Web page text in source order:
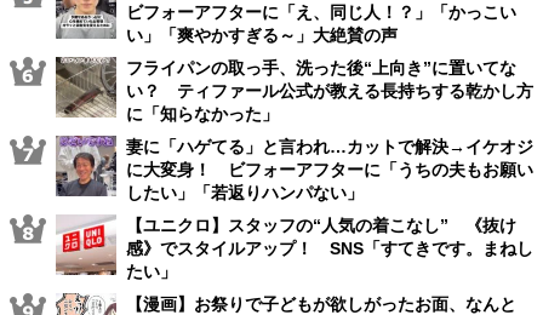
ビフォーアフターに「え、同じ人！？」「かっこい
い」「爽やかすぎる～」大絶賛の声
フライパンの取っ手、洗った後“上向き”に置いてな
い？ ティファール公式が教える長持ちする乾かし方
に「知らなかった」
妻に「ハゲてる」と言われ…カットで解決→イケオジ
に大変身！ ビフォーアフターに「うちの夫もお願い
したい」「若返りハンパない」
【ユニクロ】スタッフの“人気の着こなし” 《抜け
感》でスタイルアップ！ SNS「すてきです。まねし
たい」
【漫画】お祭りで子どもが欲しがったお面、なんと